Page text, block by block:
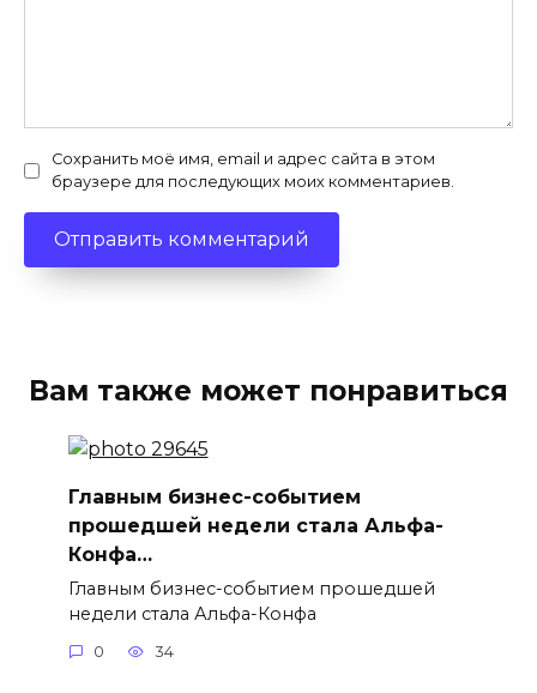
Сохранить моё имя, email и адрес сайта в этом
браузере для последующих моих комментариев.
Вам также может понравиться
Главным бизнес-событием
прошедшей недели стала Альфа-
Конфа…
Главным бизнес-событием прошедшей
недели стала Альфа-Конфа
0 34